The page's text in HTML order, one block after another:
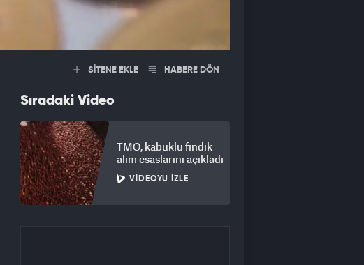
SİTENE EKLE HABERE DÖN
Sıradaki Video
TMO, kabuklu fındık
alım esaslarını açıkladı
VIDEOYU İZLE